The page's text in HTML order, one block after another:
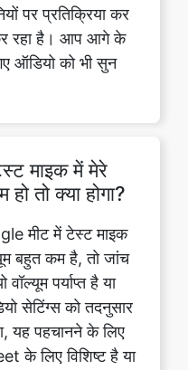
पर प्रतिक्रिया कर
कर रहा है। आप आगे के
ऑडियो को भी सुन
माइक में मेरे
तो क्या होगा?
मीट में टेस्ट माइक
बहुत कम है, तो जांच
पर्याप्त है या
सेटिंग्स को तदनुसार
यह पहचानने के लिए
के लिए विशिष्ट है या